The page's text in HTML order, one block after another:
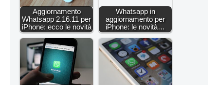
Aggiornamento
Whatsapp 2.16.11 per
iPhone: ecco le novità
Whatsapp in
aggiornamento per
iPhone: le novità…